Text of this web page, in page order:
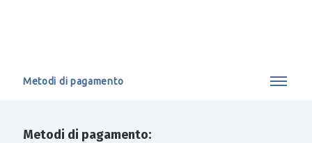
Metodi di pagamento
Metodi di pagamento: